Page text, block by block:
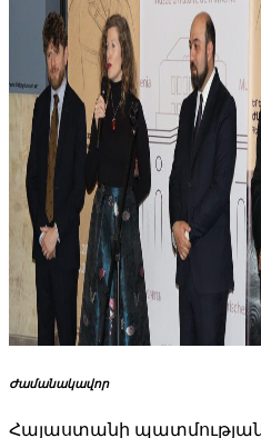
Ժամանակավոր
Հայաստանի